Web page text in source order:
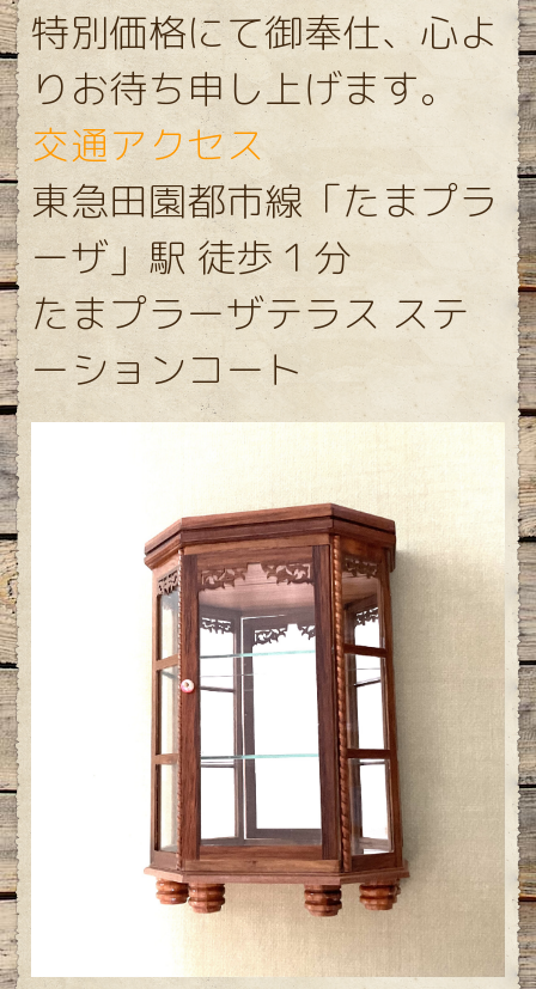
特別価格にて御奉仕、心よ
りお待ち申し上げます。
交通アクセス
東急田園都市線「たまプラ
ーザ」駅 徒歩１分
たまプラーザテラス ステ
ーションコート